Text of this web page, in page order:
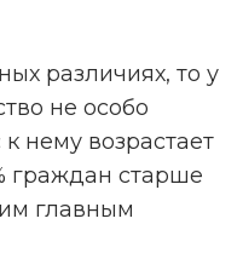
различиях, то у
не особо
нему возрастает
граждан старше
главным